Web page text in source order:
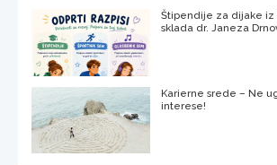
Štipendije za dijake
sklada dr. Janeza
Karierne srede – Ne
interese!